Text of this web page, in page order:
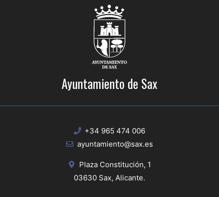
Ayuntamiento de Sax
+34 965 474 006
ayuntamiento@sax.es
Plaza Constitución, 1
03630 Sax, Alicante.